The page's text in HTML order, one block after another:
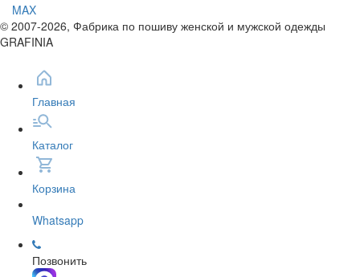
MAX
© 2007-2026, Фабрика по пошиву женской и мужской одежды
GRAFINIA
Главная
Каталог
Корзина
Whatsapp
Позвонить